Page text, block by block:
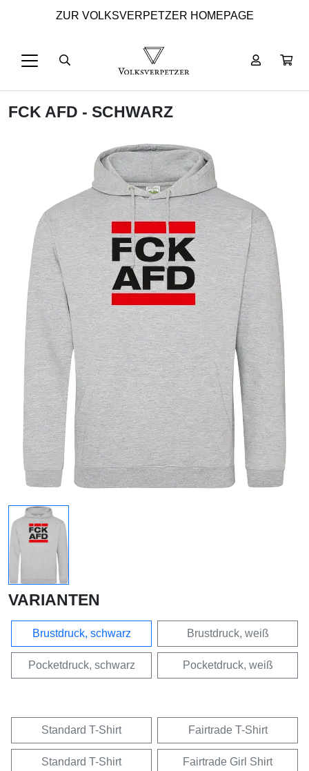
ZUR VOLKSVERPETZER HOMEPAGE
FCK AFD - SCHWARZ
VARIANTEN
Brustdruck, schwarz Brustdruck, weiß
Pocketdruck, schwarz Pocketdruck, weiß
Standard T-Shirt Fairtrade T-Shirt
Standard T-Shirt
Fairtrade Girl Shirt